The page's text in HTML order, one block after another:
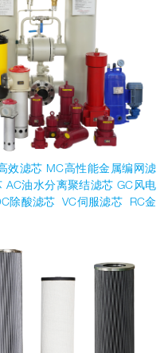
效滤芯 MC高性能金属编网滤
油水分离聚结滤芯 GC风电
除酸滤芯 VC伺服滤芯 RC金